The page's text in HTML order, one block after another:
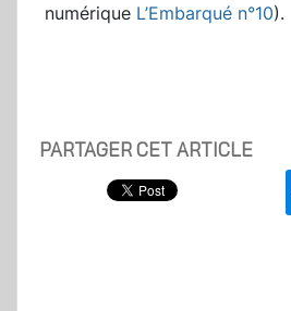
numérique L’Embarqué n°10).
PARTAGER CET ARTICLE